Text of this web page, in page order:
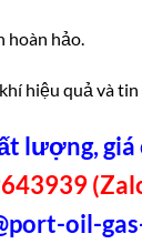
hoàn hảo.
hiệu quả và tin
lượng,
oil-